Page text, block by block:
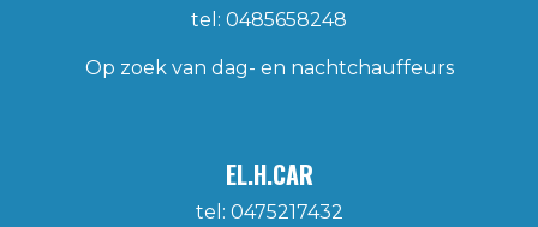
tel: 0485658248
Op zoek van dag- en nachtchauffeurs
EL.H.CAR
tel: 0475217432